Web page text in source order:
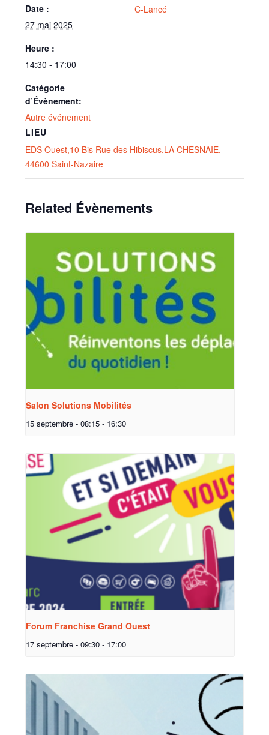
Date :
27 mai 2025
Heure :
14:30 - 17:00
Catégorie
d’Évènement:
Autre événement
LIEU
EDS Ouest,10 Bis Rue des Hibiscus,LA CHESNAIE,
44600 Saint-Nazaire
C-Lancé
Related Évènements
Salon Solutions Mobilités
15 septembre - 08:15 - 16:30
Forum Franchise Grand Ouest
17 septembre - 09:30 - 17:00